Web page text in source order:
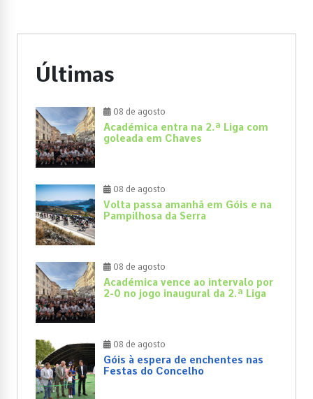
Últimas
08 de agosto
Académica entra na 2.ª Liga com
goleada em Chaves
08 de agosto
Volta passa amanhã em Góis e na
Pampilhosa da Serra
08 de agosto
Académica vence ao intervalo por
2-0 no jogo inaugural da 2.ª Liga
08 de agosto
Góis à espera de enchentes nas
Festas do Concelho